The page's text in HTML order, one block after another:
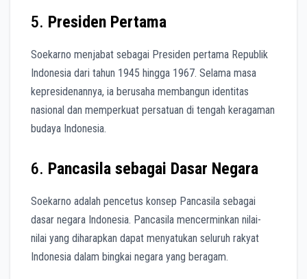
5. Presiden Pertama
Soekarno menjabat sebagai Presiden pertama Republik
Indonesia dari tahun 1945 hingga 1967. Selama masa
kepresidenannya, ia berusaha membangun identitas
nasional dan memperkuat persatuan di tengah keragaman
budaya Indonesia.
6. Pancasila sebagai Dasar Negara
Soekarno adalah pencetus konsep Pancasila sebagai
dasar negara Indonesia. Pancasila mencerminkan nilai-
nilai yang diharapkan dapat menyatukan seluruh rakyat
Indonesia dalam bingkai negara yang beragam.